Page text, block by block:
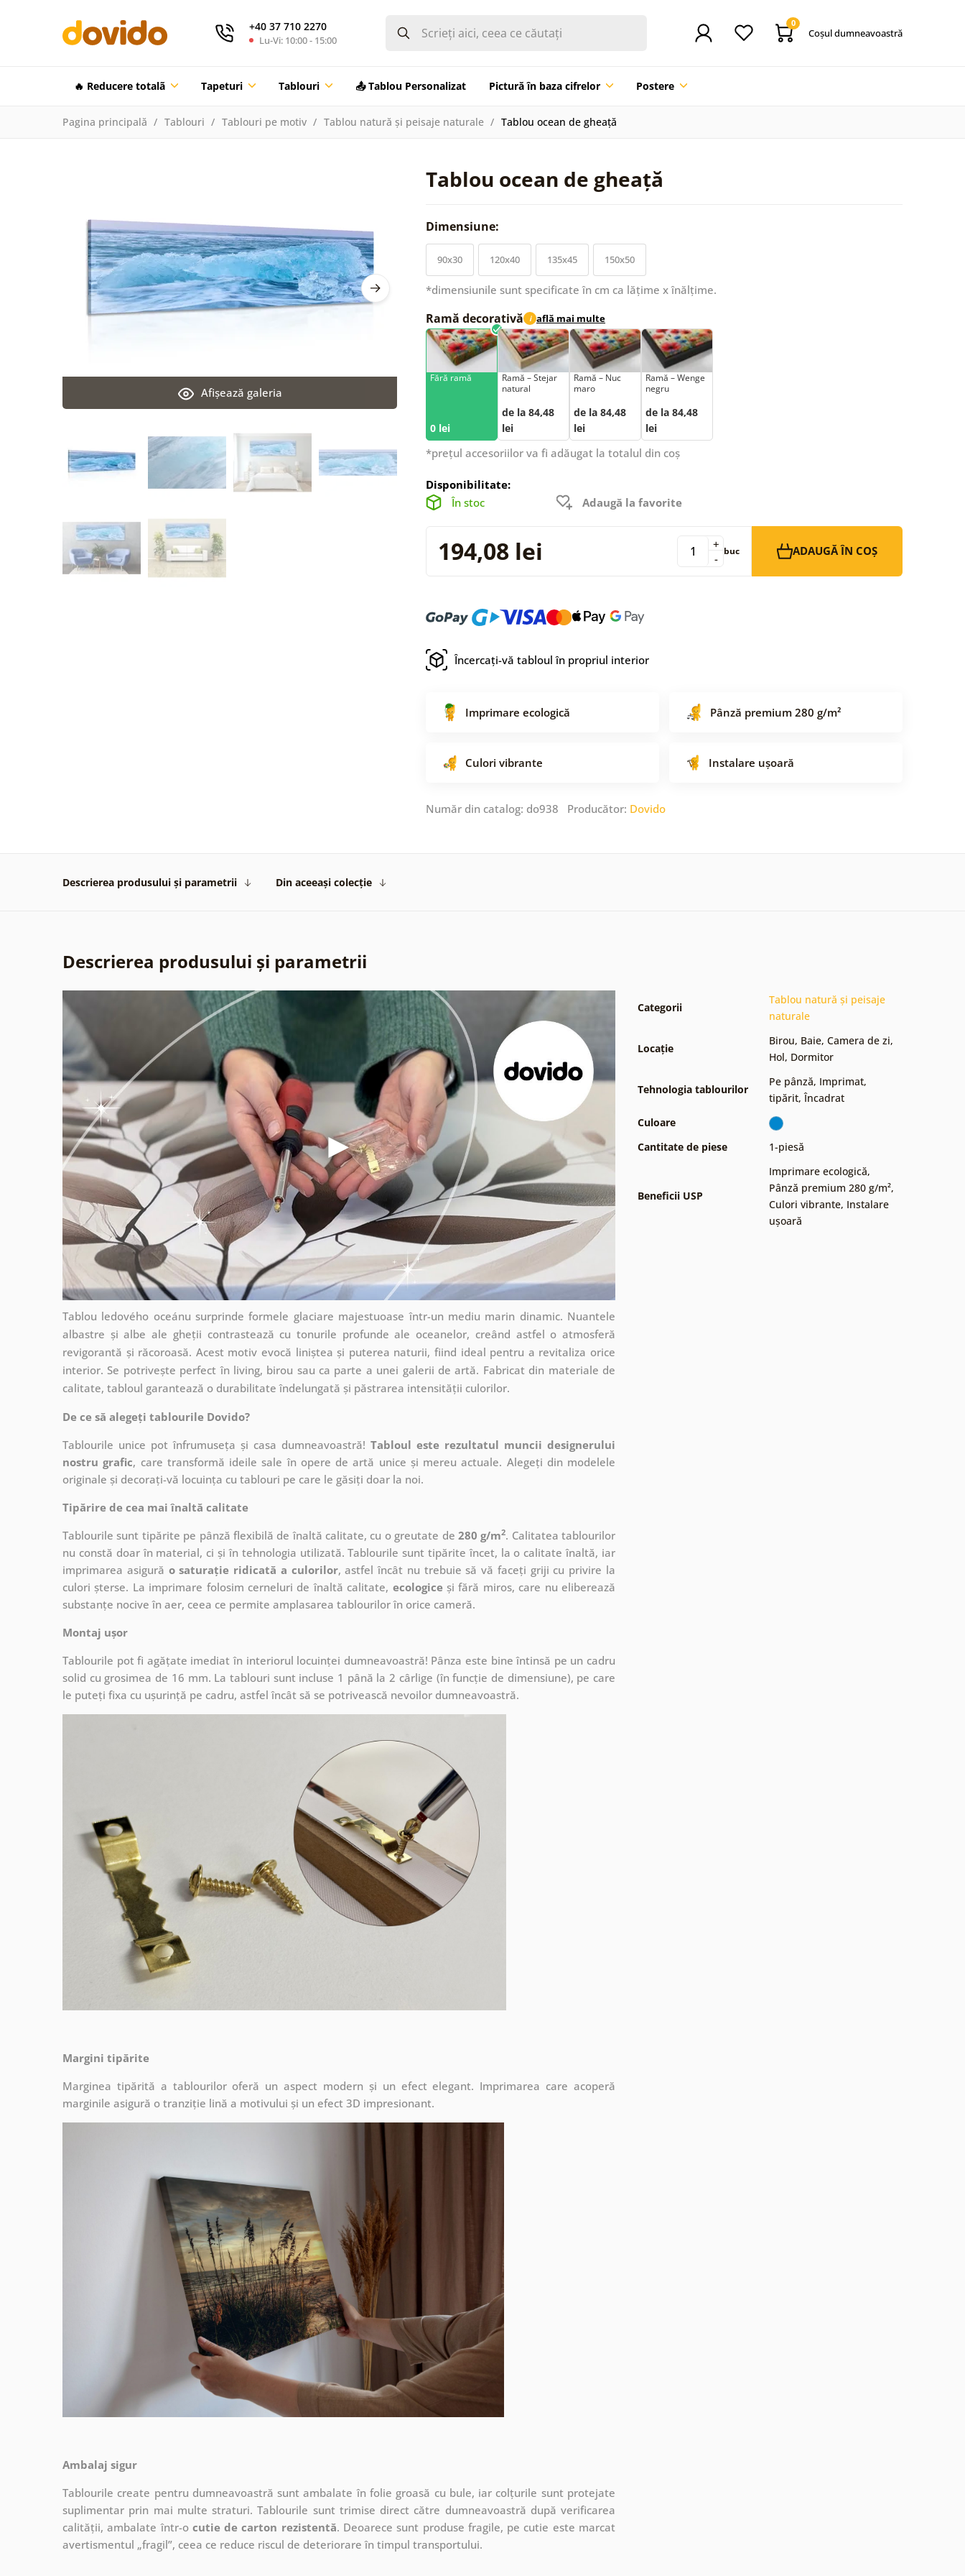
+40 37 710 2270
Lu-Vi: 10:00 - 15:00
0
Coşul dumneavoastră
🔥 Reducere totalã Tapeturi Tablouri 📤 Tablou Personalizat Pictură în baza cifrelor Postere
Pagina principală Tablouri Tablouri pe motiv Tablou natură și peisaje naturale Tablou ocean de gheață
Tablou ocean de gheață
Afişează galeria
Dimensiune:
90x30 120x40 135x45 150x50
*dimensiunile sunt specificate în cm ca lățime x înălțime.
Ramă decorativă i află mai multe
Fără ramă
0 lei
Ramă – Stejar
natural
de la 84,48
lei
Ramă – Nuc
maro
de la 84,48
lei
Ramă – Wenge
negru
de la 84,48
lei
*prețul accesoriilor va fi adăugat la totalul din coș
Disponibilitate:
În stoc
Adaugă la favorite
194,08 lei -
+ buc ADAUGĂ ÎN COȘ
Încercați-vă tabloul în propriul interior
Imprimare ecologică Pânză premium 280 g/m²
Culori vibrante Instalare ușoară
Număr din catalog: do938 Producător: Dovido
Descrierea produsului și parametrii Din aceeași colecție
Descrierea produsului și parametrii
Tablou ledového oceánu surprinde formele glaciare majestuoase într-un mediu marin dinamic. Nuantele
albastre și albe ale gheții contrastează cu tonurile profunde ale oceanelor, creând astfel o atmosferă
revigorantă și răcoroasă. Acest motiv evocă liniștea și puterea naturii, fiind ideal pentru a revitaliza orice
interior. Se potrivește perfect în living, birou sau ca parte a unei galerii de artă. Fabricat din materiale de
calitate, tabloul garantează o durabilitate îndelungată și păstrarea intensității culorilor.
De ce să alegeți tablourile Dovido?
Tablourile unice pot înfrumuseța și casa dumneavoastră! Tabloul este rezultatul muncii designerului
nostru grafic, care transformă ideile sale în opere de artă unice și mereu actuale. Alegeți din modelele
originale și decorați-vă locuința cu tablouri pe care le găsiți doar la noi.
Tipărire de cea mai înaltă calitate
Tablourile sunt tipărite pe pânză flexibilă de înaltă calitate, cu o greutate de 280 g/m2. Calitatea tablourilor
nu constă doar în material, ci și în tehnologia utilizată. Tablourile sunt tipărite încet, la o calitate înaltă, iar
imprimarea asigură o saturație ridicată a culorilor, astfel încât nu trebuie să vă faceți griji cu privire la
culori șterse. La imprimare folosim cerneluri de înaltă calitate, ecologiceși fără miros, care nu eliberează
substanțe nocive în aer, ceea ce permite amplasarea tablourilor în orice cameră.
Montaj ușor
Tablourile pot fi agățate imediat în interiorul locuinței dumneavoastră! Pânza este bine întinsă pe un cadru
solid cu grosimea de 16 mm. La tablouri sunt incluse 1 până la 2 cârlige (în funcție de dimensiune), pe care
le puteți fixa cu ușurință pe cadru, astfel încât să se potrivească nevoilor dumneavoastră.
Margini tipărite
Marginea tipărită a tablourilor oferă un aspect modern și un efect elegant. Imprimarea care acoperă
marginile asigură o tranziție lină a motivului și un efect 3D impresionant.
Ambalaj sigur
Tablourile create pentru dumneavoastră sunt ambalate în folie groasă cu bule, iar colțurile sunt protejate
suplimentar prin mai multe straturi.Tablourile sunt trimise direct către dumneavoastră după verificarea
calității, ambalate într-o cutie de carton rezistentă. Deoarece sunt produse fragile, pe cutie este marcat
avertismentul „fragil”, ceea ce reduce riscul de deteriorare în timpul transportului.
Categorii
Tablou natură și peisaje
naturale
Locație
Birou, Baie, Camera de zi,
Hol, Dormitor
Tehnologia tablourilor
Pe pânză, Imprimat,
tipărit,Încadrat
Culoare
Cantitate de piese
1-piesă
Beneficii USP
Imprimare ecologică,
Pânză premium 280 g/m²,
Culori vibrante, Instalare
ușoară